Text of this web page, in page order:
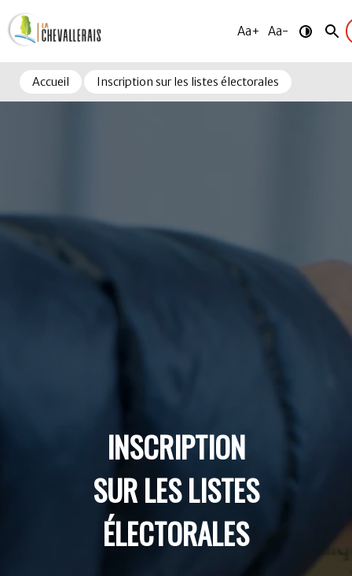
Aa+ Aa-
Accueil Inscription sur les listes électorales
INSCRIPTION
SUR LES LISTES
ÉLECTORALES